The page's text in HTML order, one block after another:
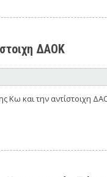
ΔΑΟΚ
Κω και την αντίστοιχη